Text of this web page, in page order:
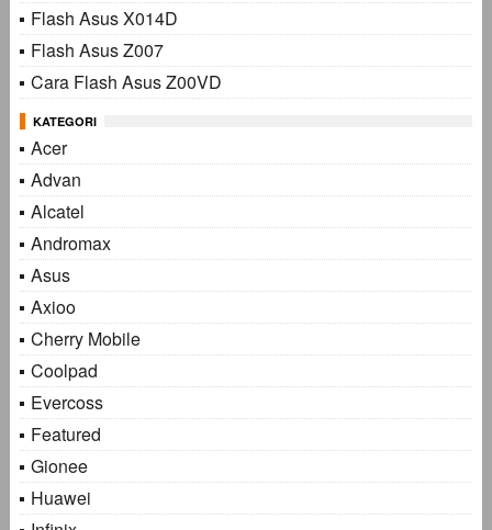
Flash Asus X014D
Flash Asus Z007
Cara Flash Asus Z00VD
KATEGORI
Acer
Advan
Alcatel
Andromax
Asus
Axioo
Cherry Mobile
Coolpad
Evercoss
Featured
Gionee
Huawei